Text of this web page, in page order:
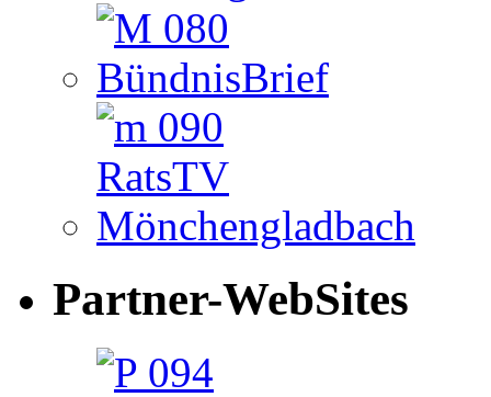
Partner-WebSites